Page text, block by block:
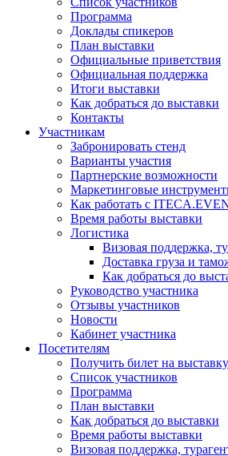
Программа
Доклады спикеров
План выставки
Официальные приветствия
Официальная поддержка
Итоги выставки
Как добраться до выставки
Контакты
Участникам
Забронировать стенд
Варианты участия
Партнерские возможности
Маркетинговые
Как работать с
Время работы выставки
Логистика
Визовая поддержка,
Доставка груза и
Как добраться до
Руководство участника
Отзывы участников
Новости
Кабинет участника
Посетителям
Получить билет на выставку
Список участников
Программа
План выставки
Как добраться до выставки
Время работы выставки
Визовая поддержка,